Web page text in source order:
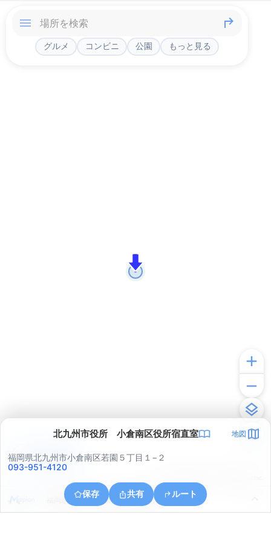
グルメ コンビニ 公園 もっと見る
北九州市役所 小倉南区役所宿直室 地図
福岡県北九州市小倉南区若園５丁目１−２
093-951-4120
保存 共有 ルート
福岡県北九州市小倉南区葛原本町２丁目１５
アプリで見る